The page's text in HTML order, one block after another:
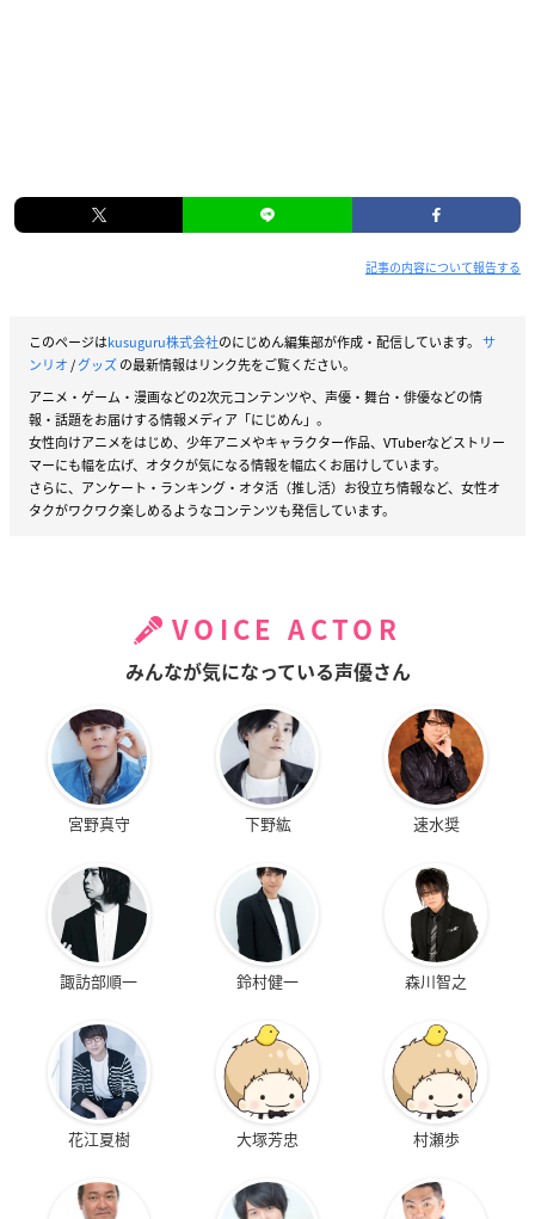
記事の内容について報告する
このページはkusuguru株式会社のにじめん編集部が作成・配信しています。 サ
ンリオ/グッズの最新情報はリンク先をご覧ください。
アニメ・ゲーム・漫画などの2次元コンテンツや、声優・舞台・俳優などの情
報・話題をお届けする情報メディア「にじめん」。
女性向けアニメをはじめ、少年アニメやキャラクター作品、VTuberなどストリー
マーにも幅を広げ、オタクが気になる情報を幅広くお届けしています。
さらに、アンケート・ランキング・オタ活（推し活）お役立ち情報など、女性オ
タクがワクワク楽しめるようなコンテンツも発信しています。
VOICE ACTOR
みんなが気になっている声優さん
宮野真守 下野紘 速水奨
諏訪部順一 鈴村健一 森川智之
花江夏樹 大塚芳忠 村瀬歩